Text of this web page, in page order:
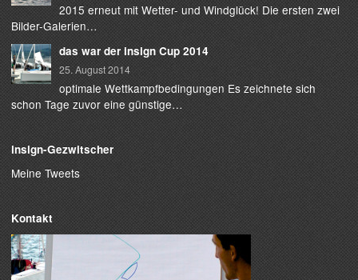
2015 erneut mit Wetter- und Windglück! Die ersten zwei
Bilder-Galerien…
das war der insign Cup 2014
25. August 2014
optimale Wettkampfbedingungen Es zeichnete sich
schon Tage zuvor eine günstige…
insign-Gezwitscher
Meine Tweets
Kontakt